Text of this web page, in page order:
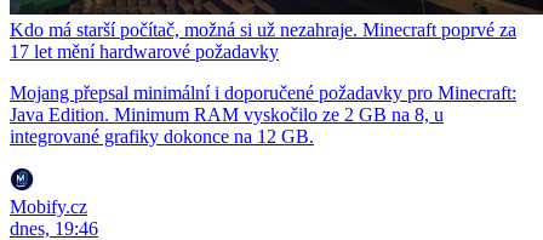
Kdo má starší počítač, možná si už nezahraje. Minecraft poprvé za
17 let mění hardwarové požadavky
Mojang přepsal minimální i doporučené požadavky pro Minecraft:
Java Edition. Minimum RAM vyskočilo ze 2 GB na 8, u
integrované grafiky dokonce na 12 GB.
Mobify.cz
dnes, 19:46